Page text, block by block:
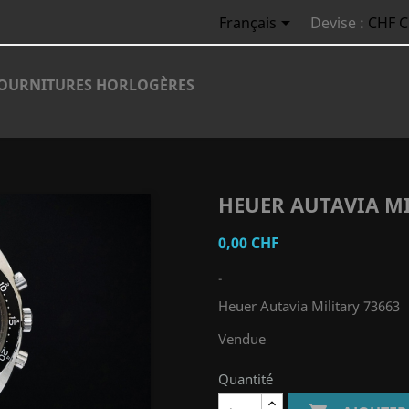
Français Devise : CHF
HORLOGÈRES
HEUER AUTAVIA
0,00 CHF
-
Heuer Autavia Military 73663
Vendue
Quantité